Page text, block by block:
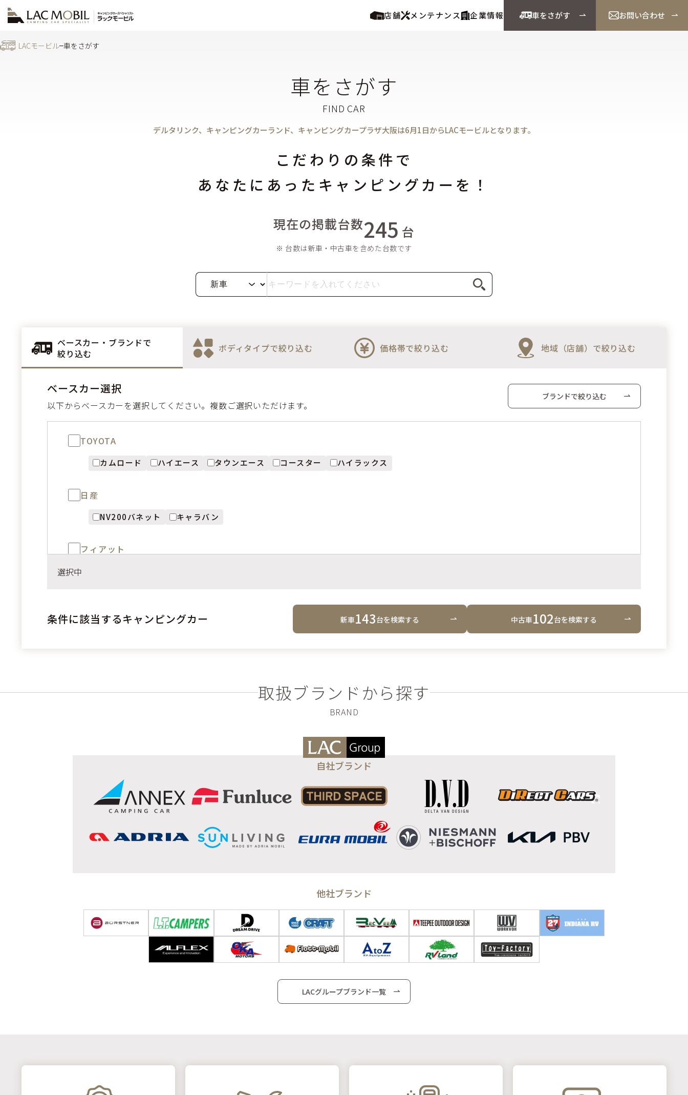
店舗 メンテナンス 企業情報 車をさがす お問い合わせ
LACモービル 車をさがす
車をさがす
デルタリンク、キャンピングカーランド、キャンピングカープラザ大阪は6月1日からLACモービルとなります。
こだわりの条件で
あなたにあったキャンピングカーを！
現在の掲載台数245 台
※ 台数は新車・中古車を含めた台数です
ベースカー・ブランドで
絞り込む
ボディタイプで絞り込む 価格帯で絞り込む 地域（店舗）で絞り込む
ブランドで絞り込む
ベースカー選択
以下からベースカーを選択してください。複数ご選択いただけます。
TOYOTA
カムロード ハイエース タウンエース コースター ハイラックス
日産
NV200バネット キャラバン
フィアット
スプリンター
エルフ
エブリィ キャリー
フォード
選択中
条件に該当するキャンピングカー 新車143台を検索する 中古車102台を検索する
取扱ブランドから探す
自社ブランド
他社ブランド
LACグループブランド一覧